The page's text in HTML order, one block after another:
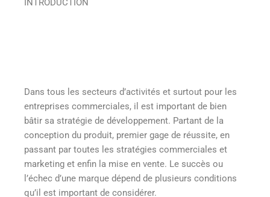
INTRODUCTION
Dans tous les secteurs d’activités et surtout pour les
entreprises commerciales, il est important de bien
bâtir sa stratégie de développement. Partant de la
conception du produit, premier gage de réussite, en
passant par toutes les stratégies commerciales et
marketing et enfin la mise en vente. Le succès ou
l’échec d’une marque dépend de plusieurs conditions
qu’il est important de considérer.